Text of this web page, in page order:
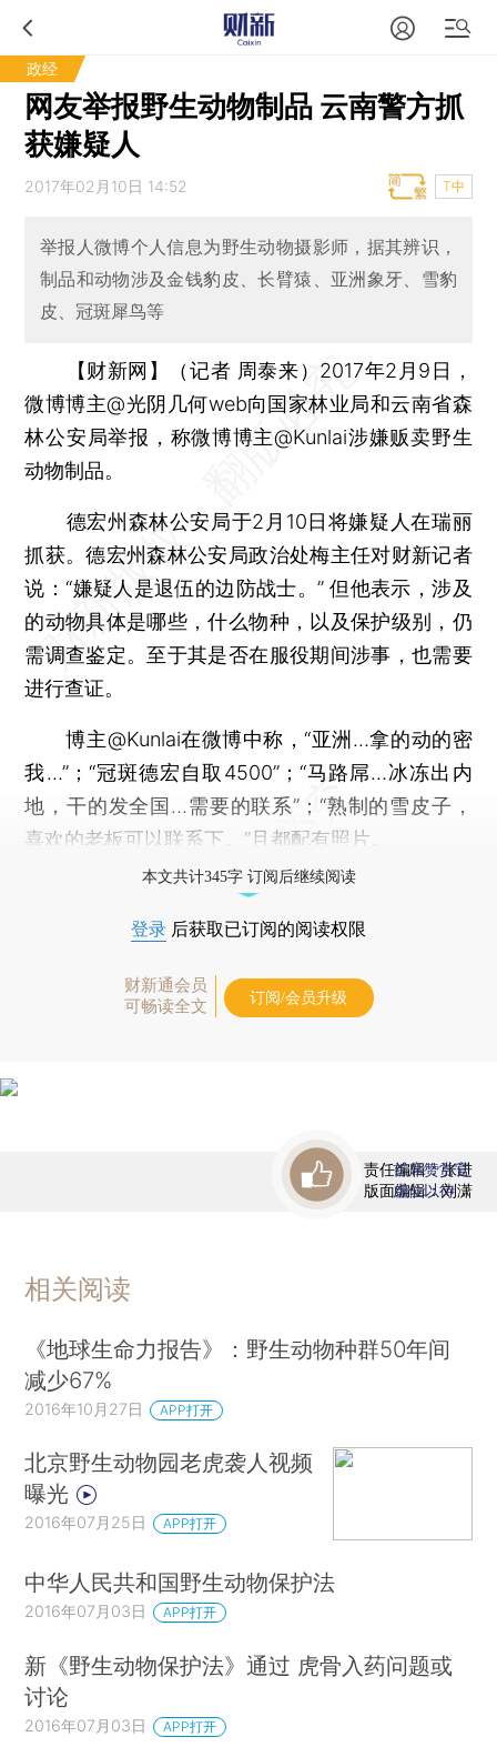
政经
网友举报野生动物制品 云南警方抓
获嫌疑人
2017年02月10日 14:52 T中
举报人微博个人信息为野生动物摄影师，据其辨识，
制品和动物涉及金钱豹皮、长臂猿、亚洲象牙、雪豹
皮、冠斑犀鸟等
【财新网】（记者 周泰来） 2017年2月9日，
微博博主@光阴几何web向国家林业局和云南省森
林公安局举报，称微博博主@Kunlai涉嫌贩卖野生
动物制品。
德宏州森林公安局于2月10日将嫌疑人在瑞丽
抓获。德宏州森林公安局政治处梅主任对财新记者
说：“嫌疑人是退伍的边防战士。” 但他表示，涉及
的动物具体是哪些，什么物种，以及保护级别，仍
需调查鉴定。至于其是否在服役期间涉事，也需要
进行查证。
博主@Kunlai在微博中称，“亚洲…拿的动的密
我…”；“冠斑德宏自取4500”；“马路屌…冰冻出内
地，干的发全国…需要的联系”；“熟制的雪皮子，
喜欢的老板可以联系下。”且都配有照片。
本文共计345字 订阅后继续阅读
登录 后获取已订阅的阅读权限
财新通会员
可畅读全文
订阅/会员升级
责任编辑：张进
版面编辑：刘潇
首席赞赏官
虚位以待
相关阅读
《地球生命力报告》：野生动物种群50年间
减少67%
2016年10月27日 APP打开
北京野生动物园老虎袭人视频
曝光
2016年07月25日 APP打开
中华人民共和国野生动物保护法
2016年07月03日 APP打开
新《野生动物保护法》通过 虎骨入药问题或
讨论
2016年07月03日 APP打开